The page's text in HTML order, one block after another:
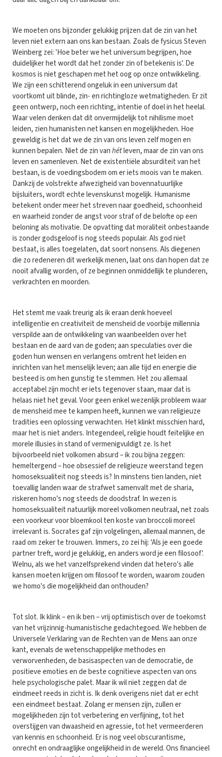
We moeten ons bijzonder gelukkig prijzen dat de zin van het
leven niet extern aan ons kan bestaan. Zoals de fysicus Steven
Weinberg zei: 'Hoe beter we het universum begrijpen, hoe
duidelijker het wordt dat het zonder zin of betekenis is'. De
kosmos is niet geschapen met het oog op onze ontwikkeling.
We zijn een schitterend ongeluk in een universum dat
voortkomt uit blinde, zin- en richtingloze wetmatigheden. Er zit
geen ontwerp, noch een richting, intentie of doel in het heelal.
Waar velen denken dat dit onvermijdelijk tot nihilisme moet
leiden, zien humanisten net kansen en mogelijkheden. Hoe
geweldig is het dat we de zin van ons leven zelf mogen en
kunnen bepalen. Niet de zin vanhétleven, maar de zin van ons
leven en samenleven. Net de existentiële absurditeit van het
bestaan, is de voedingsbodem om er iets moois van te maken.
Dankzij de volstrekte afwezigheid van bovennatuurlijke
bijsluiters, wordt echte levenskunst mogelijk. Humanisme
betekent onder meer het streven naar goedheid, schoonheid
en waarheid zonder de angst voor straf of de belofte op een
beloning als motivatie. De opvatting dat moraliteit onbestaande
is zonder godsgeloof is nog steeds populair. Als god niet
bestaat, is alles toegelaten, dat soort nonsens. Als diegenen
die zo redeneren dit werkelijk menen, laat ons dan hopen dat ze
nooit afvallig worden, of ze beginnen onmiddellijk te plunderen,
verkrachten en moorden.
Het stemt me vaak treurig als ik eraan denk hoeveel
intelligentie en creativiteit de mensheid de voorbije millennia
verspilde aan de ontwikkeling van waanbeelden over het
bestaan en de aard van de goden; aan speculaties over die
goden hun wensen en verlangens omtrent het leiden en
inrichten van het menselijk leven; aan alle tijd en energie die
besteed is om hen gunstig te stemmen. Het zou allemaal
acceptabel zijn mocht er iets tegenover staan, maar dat is
helaas niet het geval. Voor geen enkel wezenlijk probleem waar
de mensheid mee te kampen heeft, kunnen we van religieuze
tradities een oplossing verwachten. Het klinkt misschien hard,
maar het is niet anders. Integendeel, religie houdt feitelijke en
morele illusies in stand of vermenigvuldigt ze. Is het
bijvoorbeeld niet volkomen absurd – ik zou bijna zeggen:
hemeltergend – hoe obsessief de religieuze weerstand tegen
homoseksualiteit nog steeds is? In minstens tien landen, niet
toevallig landen waar de strafwet samenvalt met de sharia,
riskeren homo's nog steeds de doodstraf. In wezen is
homoseksualiteit natuurlijk moreel volkomen neutraal, net zoals
een voorkeur voor bloemkool ten koste van broccoli moreel
irrelevant is. Socrates gaf zijn volgelingen, allemaal mannen, de
raad om zeker te trouwen. Immers, zo zei hij: 'Als je een goede
partner treft, word je gelukkig, en anders word je een filosoof'.
Welnu, als we het vanzelfsprekend vinden dat hetero's alle
kansen moeten krijgen om filosoof te worden, waarom zouden
we homo's die mogelijkheid dan onthouden?
Tot slot. Ik klink – en ik ben – vrij optimistisch over de toekomst
van het vrijzinnig-humanistische gedachtegoed. We hebben de
Universele Verklaring van de Rechten van de Mens aan onze
kant, evenals de wetenschappelijke methodes en
verworvenheden, de basisaspecten van de democratie, de
positieve emoties en de beste cognitieve aspecten van ons
hele psychologische palet. Maar ik wil niet zeggen dat de
eindmeet reeds in zicht is. Ik denk overigens niet dat er echt
een eindmeet bestaat. Zolang er mensen zijn, zullen er
mogelijkheden zijn tot verbetering en verfijning, tot het
overstijgen van dwaasheid en agressie, tot het vermeerderen
van kennis en schoonheid. Er is nog veel obscurantisme,
onrecht en ondraaglijke ongelijkheid in de wereld. Ons financieel